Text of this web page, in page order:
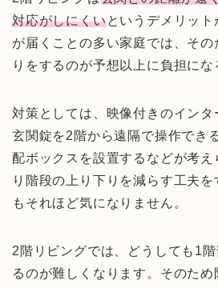
対応がしにくいというデメリット
が届くことの多い家庭では、そ
りをするのが予想以上に負担にな
対策としては、映像付きのインタ
玄関錠を2階から遠隔で操作でき
配ボックスを設置するなどが考
り階段の上り下りを減らす工夫を
もそれほど気になりません。
2階リビングでは、どうしても1
るのが難しくなります。そのた